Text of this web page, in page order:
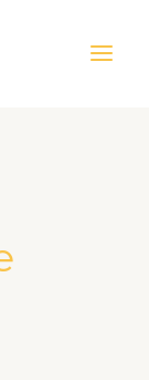
Menu